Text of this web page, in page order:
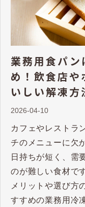
業務用食パン
め！飲食店や
いしい解凍方
2026-04-10
カフェやレストラ
チのメニューに欠
日持ちが短く、需
のが難しい食材で
メリットや選び方
すすめの業務用冷